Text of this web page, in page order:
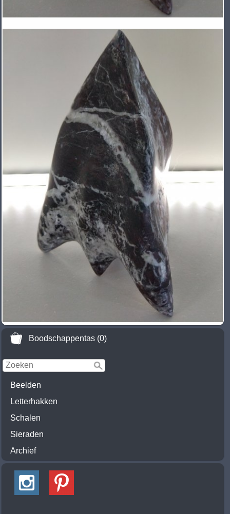
Boodschappentas (0)
Beelden
Letterhakken
Schalen
Sieraden
Archief